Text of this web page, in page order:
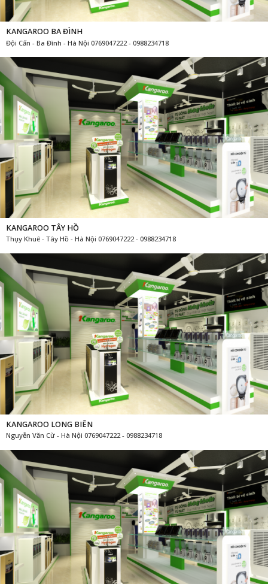
KANGAROO BA ĐÌNH
Đội Cấn - Ba Đình - Hà Nội 0769047222 - 0988234718
KANGAROO TÂY HỒ
Thụy Khuê - Tây Hồ - Hà Nội 0769047222 - 0988234718
KANGAROO LONG BIÊN
Nguyễn Văn Cừ - Hà Nội 0769047222 - 0988234718